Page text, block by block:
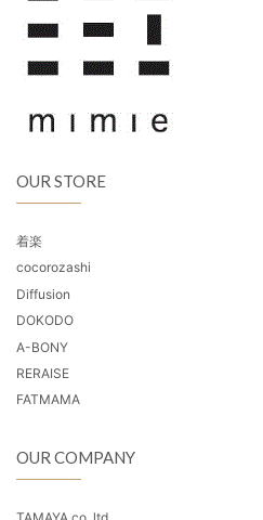
OUR STORE
着楽
cocorozashi
Diffusion
DOKODO
A-BONY
RERAISE
FATMAMA
OUR COMPANY